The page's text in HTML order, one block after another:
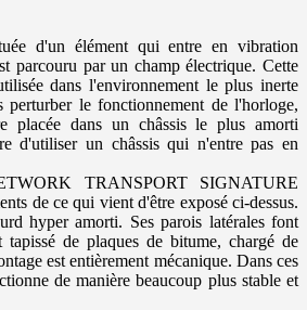
d'un élément qui entre en vibration
parcouru par un champ électrique. Cette
dans l'environnement le plus inerte
le fonctionnement de l'horloge,
placée dans un châssis le plus amorti
d'utiliser un châssis qui n'entre pas en
TRANSPORT SIGNATURE
de ce qui vient d'être exposé ci-dessus.
hyper amorti. Ses parois latérales font
tapissé de plaques de bitume, chargé de
est entièrement mécanique. Dans ces
de manière beaucoup plus stable et